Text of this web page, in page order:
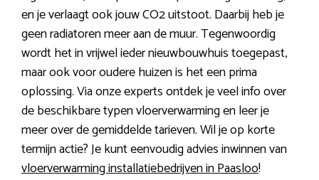
en je verlaagt ook jouw CO2 uitstoot. Daarbij heb je
geen radiatoren meer aan de muur. Tegenwoordig
wordt het in vrijwel ieder nieuwbouwhuis toegepast,
maar ook voor oudere huizen is het een prima
oplossing. Via onze experts ontdek je veel info over
de beschikbare typen vloerverwarming en leer je
meer over de gemiddelde tarieven. Wil je op korte
termijn actie? Je kunt eenvoudig advies inwinnen van
vloerverwarming installatiebedrijven in Paasloo!